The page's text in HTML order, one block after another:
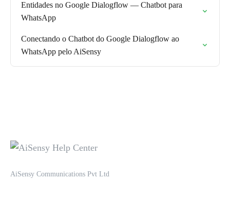
Entidades no Google Dialogflow — Chatbot para
WhatsApp
Conectando o Chatbot do Google Dialogflow ao
WhatsApp pelo AiSensy
AiSensy Communications Pvt Ltd